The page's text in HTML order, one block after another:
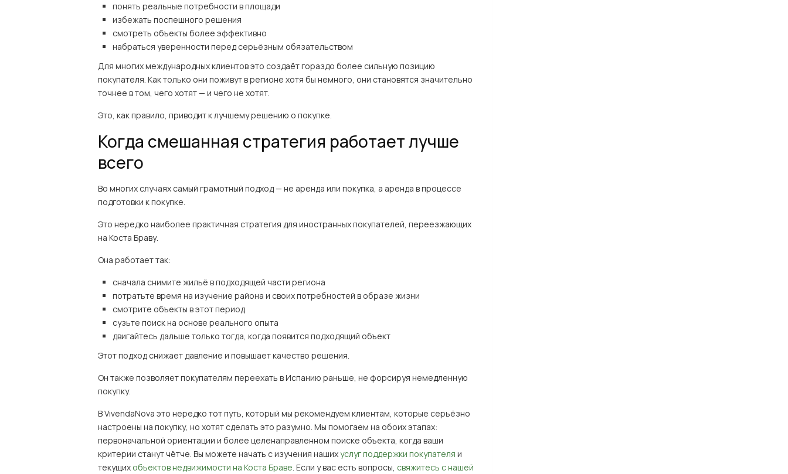
понять реальные потребности в площади
избежать поспешного решения
смотреть объекты более эффективно
набраться уверенности перед серьёзным обязательством
Для многих международных клиентов это создаёт гораздо более сильную позицию
покупателя. Как только они поживут в регионе хотя бы немного, они становятся значительно
точнее в том, чего хотят — и чего не хотят.
Это, как правило, приводит к лучшему решению о покупке.
Когда смешанная стратегия работает лучше
всего
Во многих случаях самый грамотный подход — не аренда или покупка, а аренда в процессе
подготовки к покупке.
Это нередко наиболее практичная стратегия для иностранных покупателей, переезжающих
на Коста Браву.
Она работает так:
сначала снимите жильё в подходящей части региона
потратьте время на изучение района и своих потребностей в образе жизни
смотрите объекты в этот период
сузьте поиск на основе реального опыта
двигайтесь дальше только тогда, когда появится подходящий объект
Этот подход снижает давление и повышает качество решения.
Он также позволяет покупателям переехать в Испанию раньше, не форсируя немедленную
покупку.
В VivendaNova это нередко тот путь, который мы рекомендуем клиентам, которые серьёзно
настроены на покупку, но хотят сделать это разумно. Мы помогаем на обоих этапах:
первоначальной ориентации и более целенаправленном поиске объекта, когда ваши
критерии станут чётче. Вы можете начать с изучения наших услуг поддержки покупателя и
текущих объектов недвижимости на Коста Браве. Если у вас есть вопросы, свяжитесь с нашей